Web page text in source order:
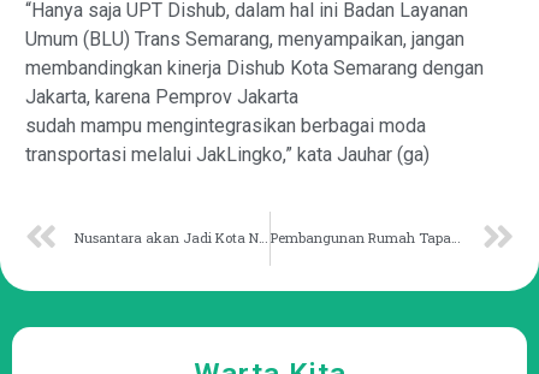
“Hanya saja UPT Dishub, dalam hal ini Badan Layanan
Umum (BLU) Trans Semarang, menyampaikan, jangan
membandingkan kinerja Dishub Kota Semarang dengan
Jakarta, karena Pemprov Jakarta
sudah mampu mengintegrasikan berbagai moda
transportasi melalui JakLingko,” kata Jauhar (ga)
Nusantara akan Jadi Kota Netral Karbon Pertama di Indonesia Pembangunan Rumah Tapak Jabatan Menteri Gunakan Anggaran Rp493,75 MIiar